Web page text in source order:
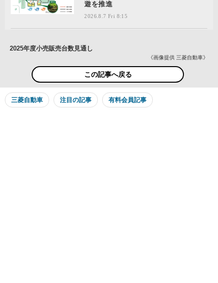
遊を推進
2026.8.7 Fri 8:15
《画像提供 三菱自動車》
2025年度小売販売台数見通し
この記事へ戻る
三菱自動車 注目の記事 有料会員記事